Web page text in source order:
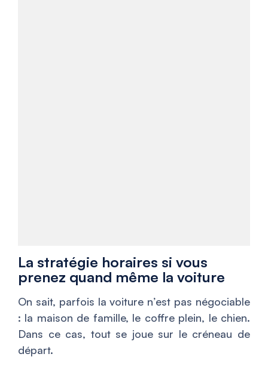
La stratégie horaires si vous
prenez quand même la voiture
On sait, parfois la voiture n’est pas négociable
: la maison de famille, le coffre plein, le chien.
Dans ce cas, tout se joue sur le créneau de
départ.